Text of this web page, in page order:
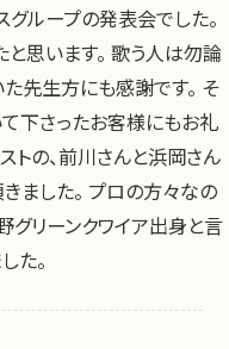
ループの発表会でした。
思います。 歌う人は勿論
先生方にも感謝です。 そ
下さったお客様にもお礼
トの、前川さんと浜岡さん
ました。 プロの方々なの
グリーンクワイア出身と言
た。